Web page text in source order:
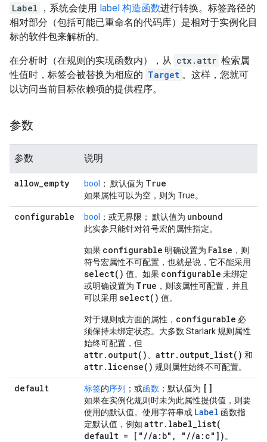
Label
，系统会使用 label 构造函数进行转换。标签路径的
相对部分（包括可能已重命名的代码库）是相对于实例化目
标的软件包来解析的。
在分析时（在规则的实现函数内），从 ctx.attr 检索属
性值时，标签会被替换为相应的 Target 。这样，您就可
以访问当前目标依赖项的提供程序。
参数
参数 说明
allow_empty bool ； 默认值为 True
如果属性可以为空，则为 True。
configurable bool ；或无界限； 默认值为 unbound
此实参只能针对符号宏的属性指定。
如果 configurable 明确设置为 False ，则
符号宏属性不可配置，也就是说，它不能采用
select() 值。如果 configurable 未绑定
或明确设置为 True ，则该属性可配置，并且
可以采用 select() 值。
对于规则或方面的属性， configurable 必
须保持未绑定状态。大多数 Starlark 规则属性
始终可配置，但
attr.output() attr.output_list() 和
attr.license() 规则属性始终不可配置。
default 标签的序列 ；或函数 ；默认值为 []
如果在实例化规则时未为此属性提供值，则要
使用的默认值。使用字符串或 Label 函数指
定默认值，例如 attr. label_list(
default = [" //a:b" , " //a:c"]) 。